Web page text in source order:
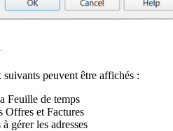
peuvent être affichés :
Feuille de temps
Offres et Factures
gérer les adresses